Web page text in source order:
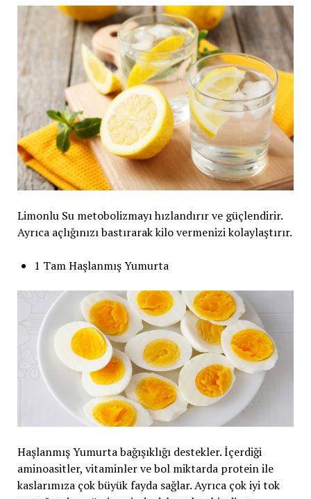
Limonlu Su metobolizmayı hızlandırır ve güçlendirir.
Ayrıca açlığınızı bastırarak kilo vermenizi kolaylaştırır.
1 Tam Haşlanmış Yumurta
Haşlanmış Yumurta bağışıklığı destekler. İçerdiği
aminoasitler, vitaminler ve bol miktarda protein ile
kaslarımıza çok büyük fayda sağlar. Ayrıca çok iyi tok